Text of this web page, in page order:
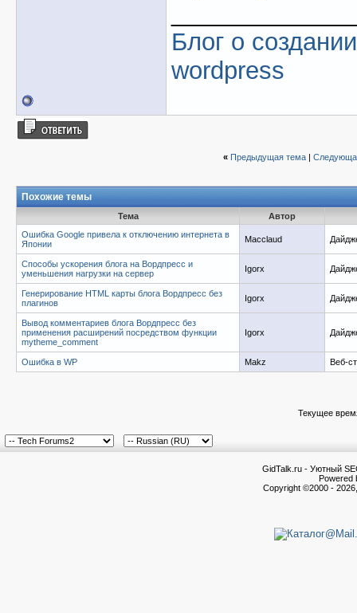
Блог о
wordpress
« Предыдущая тема|
Похожие темы
Тема
Автор
Ошибка Google привела к отключению интернета в
Японии
Macclaud
Способы ускорения блога на Вордпресс и
уменьшения нагрузки на сервер
Igorx
Генерирование HTML карты блога Вордпресс без
плагинов
Igorx
Вывод комментариев блога Вордпресс без
применения расширений посредством функции
mytheme_comment
Igorx
Ошибка в WP Makz Веб-
Текущее
GidTalk.ru - Уютный
Powered
Copyright ©2000 -